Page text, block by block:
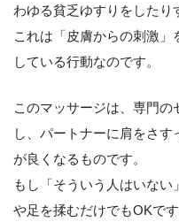
わゆる貧乏ゆすりをしたり
これは「皮膚からの刺激
している行動なのです。
このマッサージは、専門
し、パートナーに肩をさ
が良くなるものです。
もし「そういう人はいな
や足を揉むだけでもOKです